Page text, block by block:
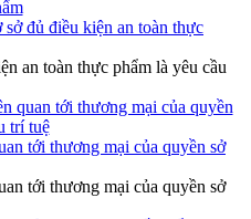
đủ điều kiện an toàn thực
an toàn thực phẩm là yêu cầu
tới thương mại của quyền sở
tới thương mại của quyền sở